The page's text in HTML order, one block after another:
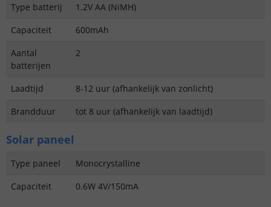
Type batterij
1.2V AA (NiMH)
Capaciteit
600mAh
Aantal
batterijen
2
Laadtijd
8-12 uur (afhankelijk van zonlicht)
Brandduur
tot 8 uur (afhankelijk van laadtijd)
Solar paneel
Type paneel
Monocrystalline
Capaciteit
0.6W 4V/150mA